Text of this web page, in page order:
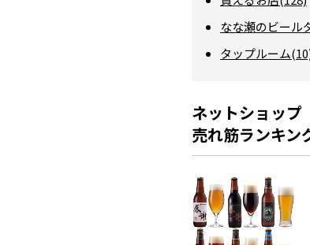
なな瀬のビール
タップルーム
ネットショップ
売れ筋ランキン